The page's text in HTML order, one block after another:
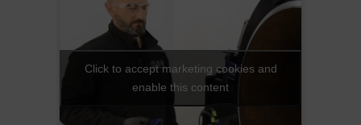
Click to accept marketing cookies and
enable this content